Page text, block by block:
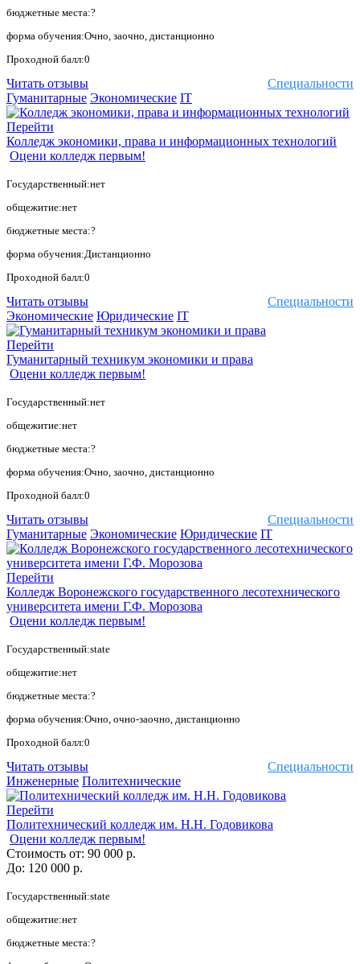
бюджетные места:?
форма обучения:Очно, заочно, дистанционно
Проходной балл:0
Специальности
Читать отзывы
Гуманитарные Экономические IT
Перейти
Колледж экономики, права и информационных технологий
Оцени колледж первым!
Государственный:нет
общежитие:нет
бюджетные места:?
форма обучения:Дистанционно
Проходной балл:0
Специальности
Читать отзывы
Экономические Юридические IT
Перейти
Гуманитарный техникум экономики и права
Оцени колледж первым!
Государственный:нет
общежитие:нет
бюджетные места:?
форма обучения:Очно, заочно, дистанционно
Проходной балл:0
Специальности
Читать отзывы
Гуманитарные Экономические Юридические IT
Перейти
Колледж Воронежского государственного лесотехнического
университета имени Г.Ф. Морозова
Оцени колледж первым!
Государственный:state
общежитие:нет
бюджетные места:?
форма обучения:Очно, очно-заочно, дистанционно
Проходной балл:0
Специальности
Читать отзывы
Инженерные Политехнические
Перейти
Политехнический колледж им. Н.Н. Годовикова
Оцени колледж первым!
Стоимость от: 90 000 р.
До: 120 000 р.
Государственный:state
общежитие:нет
бюджетные места:?